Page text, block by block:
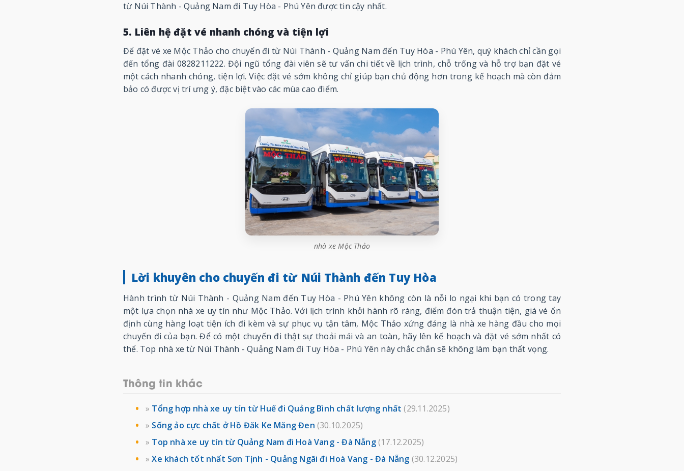
từ Núi Thành - Quảng Nam đi Tuy Hòa - Phú Yên được tin cậy nhất.
5. Liên hệ đặt vé nhanh chóng và tiện lợi
Để đặt vé xe Mộc Thảo cho chuyến đi từ Núi Thành - Quảng Nam đến Tuy Hòa - Phú Yên, quý khách chỉ cần gọi
đến tổng đài 0828211222. Đội ngũ tổng đài viên sẽ tư vấn chi tiết về lịch trình, chỗ trống và hỗ trợ bạn đặt vé
một cách nhanh chóng, tiện lợi. Việc đặt vé sớm không chỉ giúp bạn chủ động hơn trong kế hoạch mà còn đảm
bảo có được vị trí ưng ý, đặc biệt vào các mùa cao điểm.
nhà xe Mộc Thảo
Lời khuyên cho chuyến đi từ Núi Thành đến Tuy Hòa
Hành trình từ Núi Thành - Quảng Nam đến Tuy Hòa - Phú Yên không còn là nỗi lo ngại khi bạn có trong tay
một lựa chọn nhà xe uy tín như Mộc Thảo. Với lịch trình khởi hành rõ ràng, điểm đón trả thuận tiện, giá vé ổn
định cùng hàng loạt tiện ích đi kèm và sự phục vụ tận tâm, Mộc Thảo xứng đáng là nhà xe hàng đầu cho mọi
chuyến đi của bạn. Để có một chuyến đi thật sự thoải mái và an toàn, hãy lên kế hoạch và đặt vé sớm nhất có
thể. Top nhà xe từ Núi Thành - Quảng Nam đi Tuy Hòa - Phú Yên này chắc chắn sẽ không làm bạn thất vọng.
Thông tin khác
» Tổng hợp nhà xe uy tín từ Huế đi Quảng Bình chất lượng nhất (29.11.2025)
» Sống ảo cực chất ở Hồ Đăk Ke Măng Đen (30.10.2025)
» Top nhà xe uy tín từ Quảng Nam đi Hoà Vang - Đà Nẵng(17.12.2025)
»Xe khách tốt nhất Sơn Tịnh - Quảng Ngãi đi Hoà Vang - Đà Nẵng (30.12.2025)